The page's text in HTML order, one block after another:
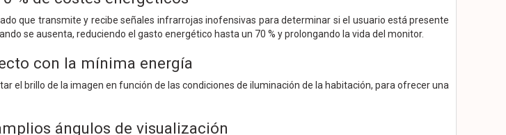
que transmite y recibe señales infrarrojas inofensivas para determinar si el usuario está presente
se ausenta, reduciendo el gasto energético hasta un 70 % y prolongando la vida del monitor.
con la mínima energía
el brillo de la imagen en función de las condiciones de iluminación de la habitación, para ofrecer una
ángulos de visualización